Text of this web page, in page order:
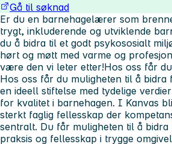
Gå til søknad
Er du en barnehagelærer som
trygt, inkluderende og utviklende
du å bidra til et godt psykososialt
hørt og møtt med varme og
være den vi leter etter!Hos oss får
Hos oss får du muligheten til å bidra
en ideell stiftelse med tydelige
for kvalitet i barnehagen. I Kanvas
sterkt faglig fellesskap der
sentralt. Du får muligheten til å
praksis og fellesskap i trygge